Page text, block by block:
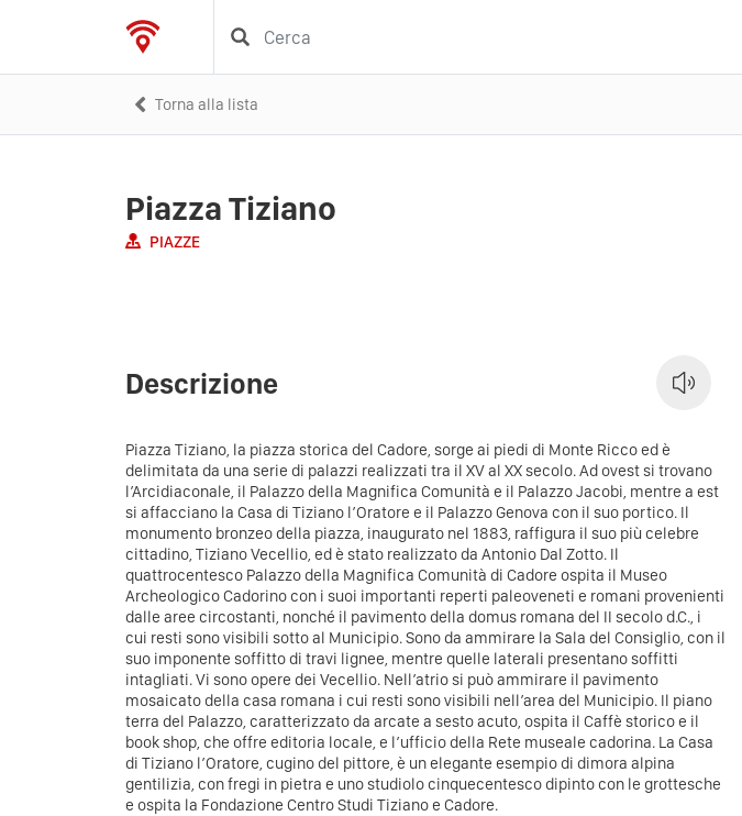
Torna alla lista
Piazza Tiziano
PIAZZE
Descrizione
Piazza Tiziano, la piazza storica del Cadore, sorge ai piedi di Monte Ricco ed è
delimitata da una serie di palazzi realizzati tra il XV al XX secolo. Ad ovest si trovano
l’Arcidiaconale, il Palazzo della Magnifica Comunità e il Palazzo Jacobi, mentre a est
si affacciano la Casa di Tiziano l’Oratore e il Palazzo Genova con il suo portico. Il
monumento bronzeo della piazza, inaugurato nel 1883, raffigura il suo più celebre
cittadino, Tiziano Vecellio, ed è stato realizzato da Antonio Dal Zotto. Il
quattrocentesco Palazzo della Magnifica Comunità di Cadore ospita il Museo
Archeologico Cadorino con i suoi importanti reperti paleoveneti e romani provenienti
dalle aree circostanti, nonché il pavimento della domus romana del II secolo d.C., i
cui resti sono visibili sotto al Municipio. Sono da ammirare la Sala del Consiglio, con il
suo imponente soffitto di travi lignee, mentre quelle laterali presentano soffitti
intagliati. Vi sono opere dei Vecellio. Nell’atrio si può ammirare il pavimento
mosaicato della casa romana i cui resti sono visibili nell’area del Municipio. Il piano
terra del Palazzo, caratterizzato da arcate a sesto acuto, ospita il Caffè storico e il
book shop, che offre editoria locale, e l’ufficio della Rete museale cadorina. La Casa
di Tiziano l’Oratore, cugino del pittore, è un elegante esempio di dimora alpina
gentilizia, con fregi in pietra e uno studiolo cinquecentesco dipinto con le grottesche
e ospita la Fondazione Centro Studi Tiziano e Cadore.